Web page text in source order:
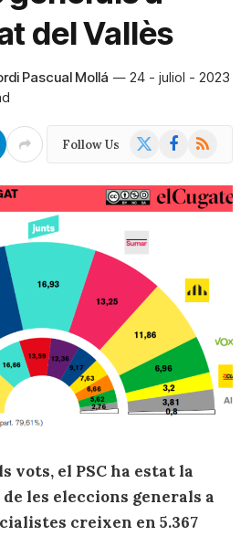
del Vallès
Pascual Mollá
24 - juliol - 2023
Follow Us Facebook
RSS
vots, el PSC ha estat la
les eleccions generals a
creixen en 5.367